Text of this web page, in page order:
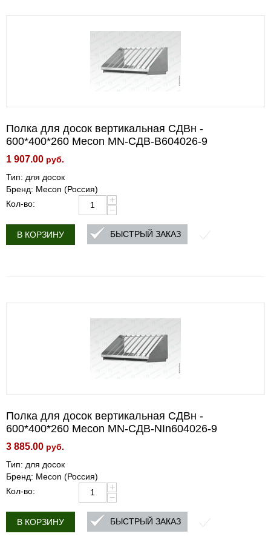
Полка для досок вертикальная СДВн -
600*400*260 Mecon MN-СДВ-B604026-9
1 907.00 руб.
Тип: для досок
Бренд: Mecon (Россия)
Кол-во:
+
−
В КОРЗИНУ БЫСТРЫЙ ЗАКАЗ
Полка для досок вертикальная СДВн -
600*400*260 Mecon MN-СДВ-NIn604026-9
3 885.00 руб.
Тип: для досок
Бренд: Mecon (Россия)
Кол-во:
+
−
В КОРЗИНУ БЫСТРЫЙ ЗАКАЗ